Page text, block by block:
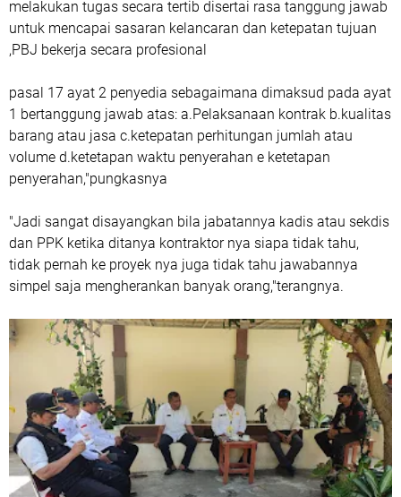
melakukan tugas secara tertib disertai rasa tanggung jawab
untuk mencapai sasaran kelancaran dan ketepatan tujuan
,PBJ bekerja secara profesional
pasal 17 ayat 2 penyedia sebagaimana dimaksud pada ayat
1 bertanggung jawab atas: a.Pelaksanaan kontrak b.kualitas
barang atau jasa c.ketepatan perhitungan jumlah atau
volume d.ketetapan waktu penyerahan e ketetapan
penyerahan,"pungkasnya
"Jadi sangat disayangkan bila jabatannya kadis atau sekdis
dan PPK ketika ditanya kontraktor nya siapa tidak tahu,
tidak pernah ke proyek nya juga tidak tahu jawabannya
simpel saja mengherankan banyak orang,"terangnya.